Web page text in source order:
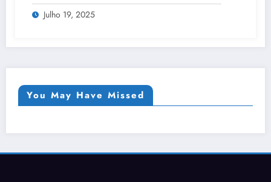
Julho 19, 2025
You May Have Missed